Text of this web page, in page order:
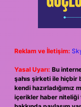
Reklam ve İletişim:
Yasal Uyarı: Bu
şahıs şirketi ile hiçbir
kendi hazırladığımız
içerikler haber niteliği